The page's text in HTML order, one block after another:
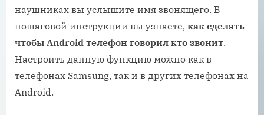
наушниках вы услышите имя звонящего. В
пошаговой инструкции вы узнаете, как сделать
чтобы Android телефон говорил кто звонит.
Настроить данную функцию можно как в
телефонах Samsung, так и в других телефонах на
Android.